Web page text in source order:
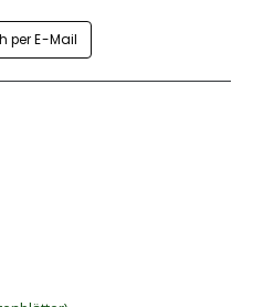
per E-Mail